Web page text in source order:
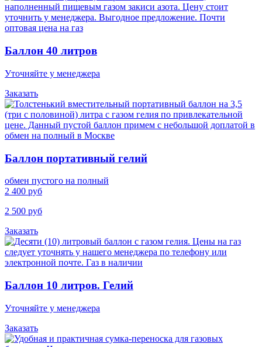
Баллон 40 литров
Уточняйте у менеджера
Заказать
Баллон портативный гелий
обмен пустого на полный
2 400 руб
2 500 руб
Заказать
Баллон 10 литров. Гелий
Уточняйте у менеджера
Заказать